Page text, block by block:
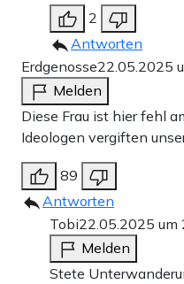
2
Antworten
Erdgenosse22.05.2025
Melden
Diese Frau ist hier fehl
Ideologen vergiften
89
Antworten
Tobi22.05.2025 um
Melden
Stete